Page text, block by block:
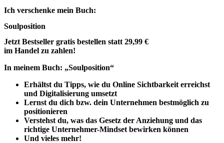
Ich verschenke mein Buch:
Soulposition
Jetzt Bestseller gratis bestellen statt 29,99 €
im Handel zu zahlen!
In meinem Buch: „Soulposition“
Erhältst du Tipps, wie du Online Sichtbarkeit erreichst
und Digitalisierung umsetzt
Lernst du dich bzw. dein Unternehmen bestmöglich zu
positionieren
Verstehst du, was das Gesetz der Anziehung und das
richtige Unternehmer-Mindset bewirken können
Und vieles mehr!